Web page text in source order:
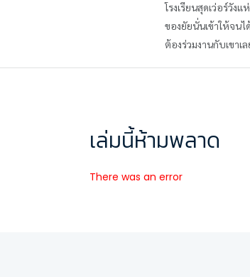
โรงเรียนสุดเว่อร์วั
ของยัยนั่นเข้าให้จน
ต้องร่วมงานกับเขาเ
เล่มนี้ห้ามพลาด
There was an error